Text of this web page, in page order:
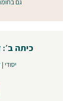
גם
כיתה ב׳:
יסודי